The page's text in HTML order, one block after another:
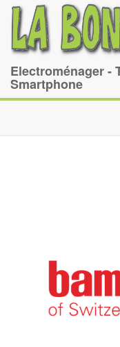
Electroménager -
Smartphone